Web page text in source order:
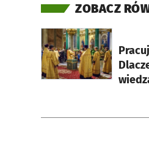
ZOBACZ
otworzy się w nowej